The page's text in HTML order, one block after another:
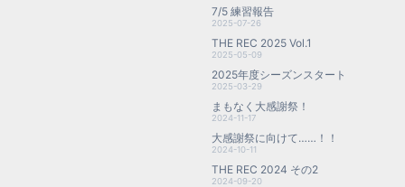
7/5 練習報告
2025-07-26
THE REC 2025 Vol.1
2025-05-09
2025年度シーズンスタート
2025-03-29
まもなく大感謝祭！
2024-11-17
大感謝祭に向けて……！！
2024-10-11
THE REC 2024 その2
2024-09-20